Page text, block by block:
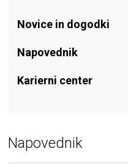
Novice in dogodki
Napovednik
Karierni center
Napovednik